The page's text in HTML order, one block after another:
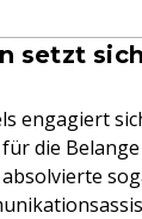
setzt
engagiert
die